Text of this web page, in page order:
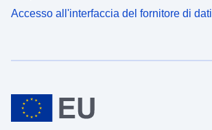
Accesso all'interfaccia del fornitore di dati